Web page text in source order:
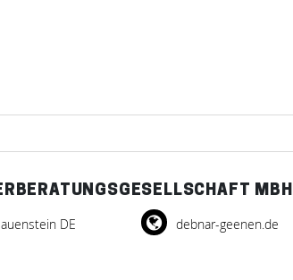
MBH
DE debnar-geenen.de